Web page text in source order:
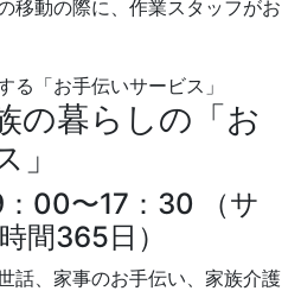
移動の際に、作業スタッフがお
の暮らしの「お
」
00〜17：30
（サ
間365日）
話、家事のお手伝い、家族介護